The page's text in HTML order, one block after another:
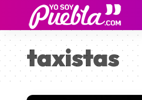
taxistas